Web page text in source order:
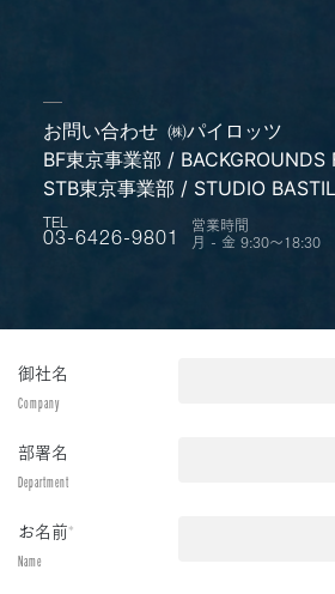
お問い合わせ ㈱パイロッツ
BF東京事業部 / BACKGROUNDS
STB東京事業部 / STUDIO
TEL
03-6426-9801
営業時間
月 - 金 9:30〜18:30
御社名
Company
部署名
Department
お名前*
Name